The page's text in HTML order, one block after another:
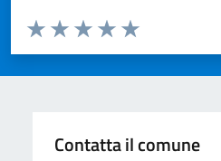
Valuta da 1 a 5 stelle la pagina
Valuta 5 stelle
Valuta 4 stelle su 5
Valuta 3 stelle su 5
Valuta 2 stelle su 5
Valuta 1 stelle su 5
Contatta il comune